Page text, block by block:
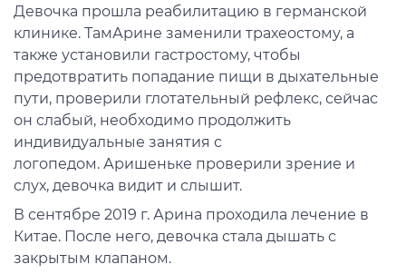
Девочка прошла реабилитацию в германской
клинике. ТамАрине заменили трахеостому, а
также установили гастростому, чтобы
предотвратить попадание пищи в дыхательные
пути, проверили глотательный рефлекс, сейчас
он слабый, необходимо продолжить
индивидуальные занятия с
логопедом. Аришеньке проверили зрение и
слух, девочка видит и слышит.
В сентябре 2019 г. Арина проходила лечение в
Китае. После него, девочка стала дышать с
закрытым клапаном.